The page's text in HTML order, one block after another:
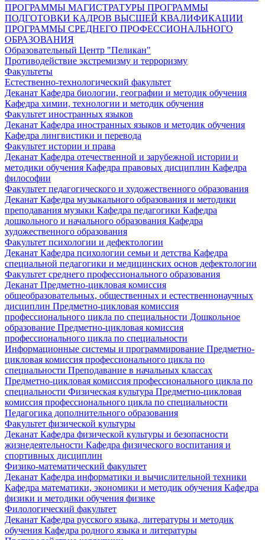
ПРОГРАММЫ МАГИСТРАТУРЫ ПРОГРАММЫ
ПОДГОТОВКИ КАДРОВ ВЫСШЕЙ КВАЛИФИКАЦИИ
ПРОГРАММЫ СРЕДНЕГО ПРОФЕССИОНАЛЬНОГО
ОБРАЗОВАНИЯ
Образовательный Центр "Пеликан"
Противодействие экстремизму и терроризму
Факультеты
Естественно-технологический факультет
Деканат Кафедра биологии, географии и методик обучения
Кафедра химии, технологии и методик обучения
Факультет иностранных языков
Деканат Кафедра иностранных языков и методик обучения
Кафедра лингвистики и перевода
Факультет истории и права
Деканат Кафедра отечественной и зарубежной истории и
методики обучения Кафедра правовых дисциплин Кафедра
философии
Факультет педагогического и художественного образования
Деканат Кафедра музыкального образования и методики
преподавания музыки Кафедра педагогики Кафедра
дошкольного и начального образования Кафедра
художественного образования
Факультет психологии и дефектологии
Деканат Кафедра психологии семьи и детства Кафедра
специальной педагогики и медицинских основ дефектологии
Факультет среднего профессионального образования
Деканат Предметно-цикловая комиссия
общеобразовательных, общественных и естественнонаучных
дисциплин Предметно-цикловая комиссия
профессионального цикла по специальности Дошкольное
образование Предметно-цикловая комиссия
профессионального цикла по специальности
Информационные системы и программирование Предметно-
цикловая комиссия профессионального цикла по
специальности Преподавание в начальных классах
Предметно-цикловая комиссия профессионального цикла по
специальности Физическая культура Предметно-цикловая
комиссия профессионального цикла по специальности
Педагогика дополнительного образования
Факультет физической культуры
Деканат Кафедра физической культуры и безопасности
жизнедеятельности Кафедра физического воспитания и
спортивных дисциплин
Физико-математический факультет
Деканат Кафедра информатики и вычислительной техники
Кафедра математики, экономики и методик обучения Кафедра
физики и методики обучения физике
Филологический факультет
Деканат Кафедра русского языка, литературы и методик
обучения Кафедра родного языка и литературы